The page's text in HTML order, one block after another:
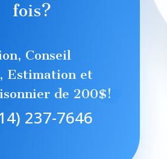
fois?
Conseil
Estimation et
de 200$!
237-7646